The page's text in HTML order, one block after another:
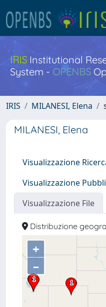
IRISInstitutional
System - OPENBS
IRIS MILANESI, Elena
MILANESI, Elena
Visualizzazione
Visualizzazione
Visualizzazione File
Distribuzione
+
–